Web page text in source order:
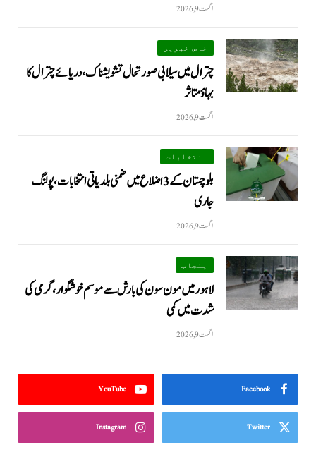
اگست 9, 2026
خاص خبریں
چترال میں سیلابی صورتحال تشویشناک، دریائے چترال کا
بہاؤ متاثر
اگست 9, 2026
انتخابات
بلوچستان کے 3 اضلاع میں ضمنی بلدیاتی انتخابات، پولنگ
جاری
اگست 9, 2026
پنجاب
لاہور میں مون سون کی بارش سے موسم خوشگوار، گرمی کی
شدت میں کمی
اگست 9, 2026
Facebook
YouTube
Twitter
Instagram